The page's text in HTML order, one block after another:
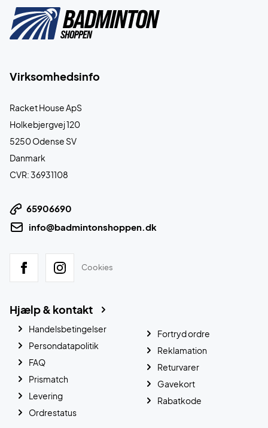
Virksomhedsinfo
Racket House ApS
Holkebjergvej 120
5250 Odense SV
Danmark
CVR: 36931108
65906690
info@badmintonshoppen.dk
Cookies
Hjælp & kontakt
Handelsbetingelser
Persondatapolitik
FAQ
Prismatch
Levering
Ordrestatus
Fortryd ordre
Reklamation
Returvarer
Gavekort
Rabatkode